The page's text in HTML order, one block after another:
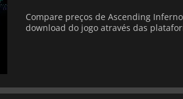
Compare preços de Ascending
download do jogo através das